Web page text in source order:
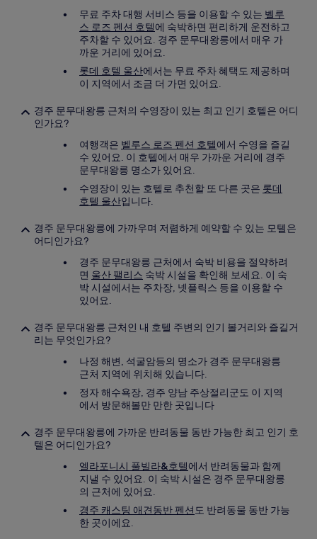
무료 주차 대행 서비스 등을 이용할 수 있는 벨루
스 로즈 펜션 호텔에 숙박하면 편리하게 운전하고
주차할 수 있어요. 경주 문무대왕릉에서 매우 가
까운 거리에 있어요.
롯데 호텔 울산에서는 무료 주차 혜택도 제공하며
이 지역에서 조금 더 가면 있어요.
경주 문무대왕릉 근처의 수영장이 있는 최고 인기 호텔은 어디
인가요?
여행객은 벨루스 로즈 펜션 호텔에서 수영을 즐길
수 있어요. 이 호텔에서 매우 가까운 거리에 경주
문무대왕릉 명소가 있어요.
수영장이 있는 호텔로 추천할 또 다른 곳은 롯데
호텔 울산입니다.
경주 문무대왕릉에 가까우며 저렴하게 예약할 수 있는 모텔은
어디인가요?
경주 문무대왕릉 근처에서 숙박 비용을 절약하려
면 울산 팰리스 숙박 시설을 확인해 보세요. 이 숙
박 시설에서는 주차장, 넷플릭스 등을 이용할 수
있어요.
경주 문무대왕릉 근처인 내 호텔 주변의 인기 볼거리와 즐길거
리는 무엇인가요?
나정 해변, 석굴암등의 명소가 경주 문무대왕릉
근처 지역에 위치해 있습니다.
정자 해수욕장, 경주 양남 주상절리군도 이 지역
에서 방문해볼만 만한 곳입니다
경주 문무대왕릉에 가까운 반려동물 동반 가능한 최고 인기 호
텔은 어디인가요?
엘라포니시 풀빌라&호텔에서 반려동물과 함께
지낼 수 있어요. 이 숙박 시설은 경주 문무대왕릉
의 근처에 있어요.
경주 캐스팅 애견동반 펜션도 반려동물 동반 가능
한 곳이에요.